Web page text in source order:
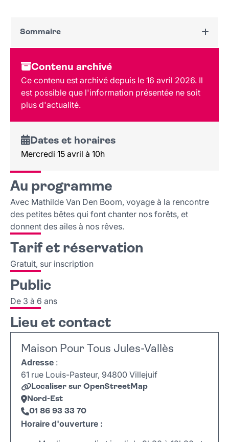
Sommaire
Dates et horaires
Au programme
Tarif et réservation
Public
Lieu et contact
Contenu archivé
Ce contenu est archivé depuis le 16 avril 2026. Il
est possible que l'information présentée ne soit
plus d'actualité.
Dates et horaires
Mercredi 15 avril à 10h
Au programme
Avec Mathilde Van Den Boom, voyage à la rencontre
des petites bêtes qui font chanter nos forêts, et
donnent des ailes à nos rêves.
Tarif et réservation
Gratuit, sur inscription
Public
De 3 à 6 ans
Lieu et contact
Maison Pour Tous Jules-Vallès
Adresse :
61 rue Louis-Pasteur, 94800 Villejuif
Localiser sur OpenStreetMap
Nord-Est
01 86 93 33 70
Horaire d'ouverture :